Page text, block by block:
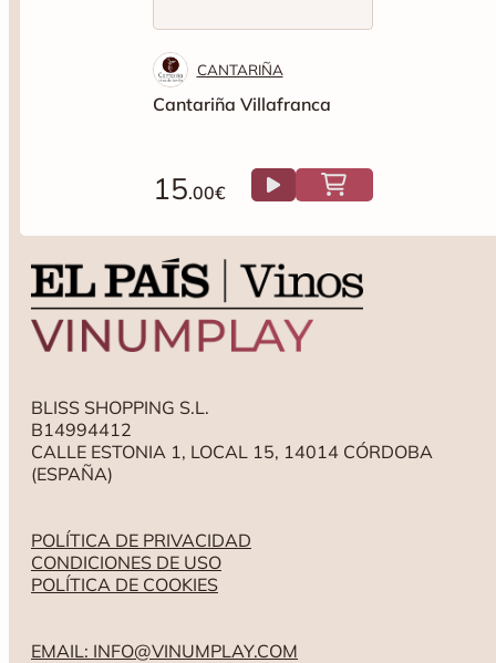
CANTARIÑA
Cantariña Villafranca
15.00€
BLISS SHOPPING S.L.
B14994412
CALLE ESTONIA 1, LOCAL 15, 14014 CÓRDOBA
(ESPAÑA)
POLÍTICA DE PRIVACIDAD
CONDICIONES DE USO
POLÍTICA DE COOKIES
EMAIL: INFO@VINUMPLAY.COM